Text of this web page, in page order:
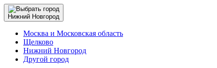
Нижний Новгород
Москва и Московская область
Щелково
Нижний Новгород
Другой город